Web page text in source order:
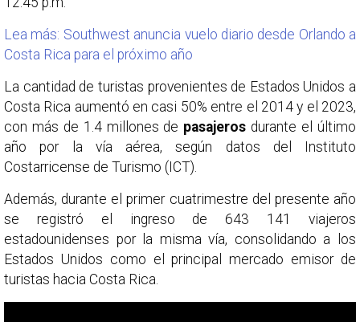
Lea más: Southwest anuncia vuelo diario desde Orlando a
Costa Rica para el próximo año
La cantidad de turistas provenientes de Estados Unidos a
Costa Rica aumentó en casi 50% entre el 2014 y el 2023,
con más de 1.4 millones de pasajeros durante el último
año por la vía aérea, según datos del Instituto
Costarricense de Turismo (ICT).
Además, durante el primer cuatrimestre del presente año
se registró el ingreso de 643 141 viajeros
estadounidenses por la misma vía, consolidando a los
Estados Unidos como el principal mercado emisor de
turistas hacia Costa Rica.